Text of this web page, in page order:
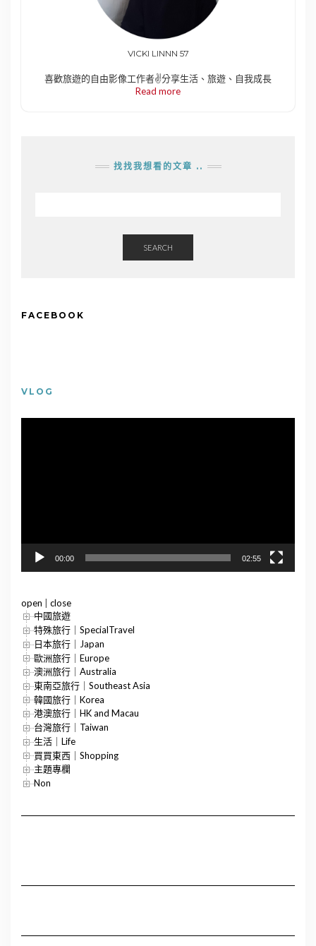
VICKI LINNN 57
喜歡旅遊的自由影像工作者✌️分享生活、旅遊、自我成長
Read more
找找我想看的文章 ..
SEARCH
FACEBOOK
VLOG
00:00 02:55
open
close
中國旅遊
特殊旅行｜SpecialTravel
日本旅行｜Japan
歐洲旅行｜Europe
澳洲旅行｜Australia
東南亞旅行｜Southeast Asia
韓國旅行｜Korea
港澳旅行｜HK and Macau
台灣旅行｜Taiwan
生活｜Life
買買東西｜Shopping
主題專欄
Non